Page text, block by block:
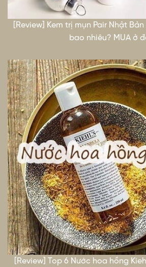
[Review] Kem trị mụn Pair Nhật
bao nhiêu? MUA ở
[Review] Top 6 Nước hoa hồng